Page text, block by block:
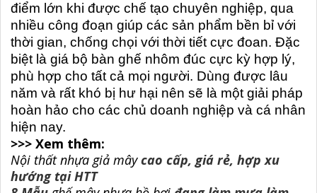
điểm lớn khi được chế tạo chuyên nghiệp, qua
nhiều công đoạn giúp các sản phẩm bền bỉ với
thời gian, chống chọi với thời tiết cực đoan. Đặc
biệt là giá bộ bàn ghế nhôm đúc cực kỳ hợp lý,
phù hợp cho tất cả mọi người. Dùng được lâu
năm và rất khó bị hư hại nên sẽ là một giải pháp
hoàn hảo cho các chủ doanh nghiệp và cá nhân
hiện nay.
>>> Xem thêm:
Nội thất nhựa giả mâycao cấp, giá rẻ, hợp xu
hướng tại HTT